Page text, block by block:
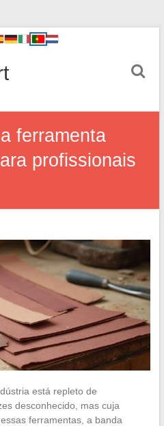
ferramenta
profissionais
está repleto de
desconhecido, mas cuja
ferramentas, a banda